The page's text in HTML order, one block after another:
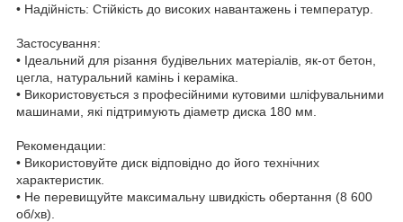
• Надійність: Стійкість до високих навантажень і температур.
Застосування:
• Ідеальний для різання будівельних матеріалів, як-от бетон,
цегла, натуральний камінь і кераміка.
• Використовується з професійними кутовими шліфувальними
машинами, які підтримують діаметр диска 180 мм.
Рекомендации:
• Використовуйте диск відповідно до його технічних
характеристик.
• Не перевищуйте максимальну швидкість обертання (8 600
об/хв).